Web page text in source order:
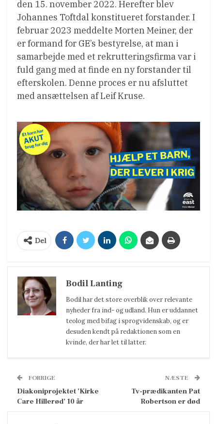
den 15. november 2022. Herefter blev
Johannes Toftdal konstitueret forstander. I
februar 2023 meddelte Morten Meiner, der
er formand for GE’s bestyrelse, at man i
samarbejde med et rekrutteringsfirma var i
fuld gang med at finde en ny forstander til
efterskolen. Denne proces er nu afsluttet
med ansættelsen af Leif Kruse.
Del
Bodil Lanting
Bodil har det store overblik over relevante
nyheder fra ind- og udland. Hun er uddannet
teolog med bifag i sprogvidenskab, og er
desuden kendt på redaktionen som en
kvinde, der har let til latter.
FORRIGE
Diakoniprojektet ’Kirke
Care Hillerød’ 10 år
NÆSTE
Tv-prædikanten Pat
Robertson er død